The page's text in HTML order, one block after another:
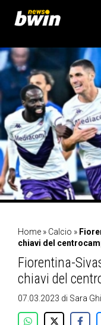
contenuto
Home » Calcio »
chiavi del
Fiorentina-
chiavi del
07.03.2023 di Sara